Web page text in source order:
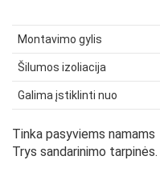
Montavimo gylis
Šilumos izoliacija
Galima įstiklinti nuo
Tinka pasyviems namams
Trys sandarinimo tarpinės.